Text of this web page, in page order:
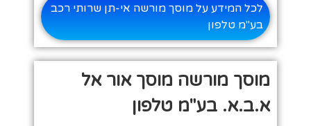
לכל המידע על מוסך מורשה אי-תן שרותי רכב
בע"מ טלפון
מוסך מורשה מוסך אור אל
א.ב.א. בע"מ טלפון